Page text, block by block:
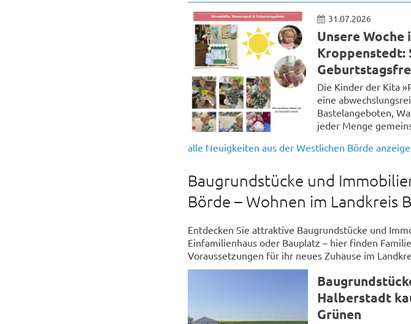
31.07.2026
Unsere Woche
Kroppenstedt:
Die Kinder der Kita
eine
Bastelangeboten,
jeder Menge
alle Neuigkeiten aus der Westlichen Börde
Baugrundstücke und
Börde – Wohnen im Landkreis
Entdecken Sie attraktive Baugrundstücke und
Einfamilienhaus oder Bauplatz – hier finden
Voraussetzungen für ihr neues Zuhause im
Halberstadt
Grünen